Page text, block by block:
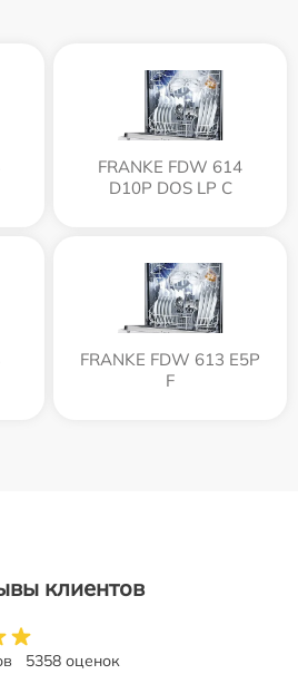
FRANKE FDW 614
D10P DOS LP C
FRANKE FDW 613 E5P
F
клиентов
5358 оценок